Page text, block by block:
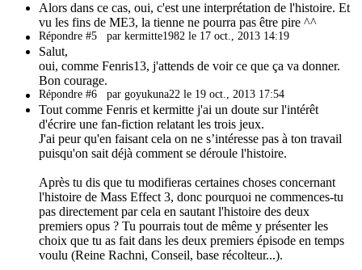
Alors dans ce cas, oui, c'est une interprétation de l'histoire. Et
vu les fins de ME3, la tienne ne pourra pas être pire ^^
Répondre #5 par kermitte1982 le 17 oct., 2013 14:19
Salut,
oui, comme Fenris13, j'attends de voir ce que ça va donner.
Bon courage.
Répondre #6 par goyukuna22 le 19 oct., 2013 17:54
Tout comme Fenris et kermitte j'ai un doute sur l'intérêt
d'écrire une fan-fiction relatant les trois jeux.
J'ai peur qu'en faisant cela on ne s’intéresse pas à ton travail
puisqu'on sait déjà comment se déroule l'histoire.
Après tu dis que tu modifieras certaines choses concernant
l'histoire de Mass Effect 3, donc pourquoi ne commences-tu
pas directement par cela en sautant l'histoire des deux
premiers opus ? Tu pourrais tout de même y présenter les
choix que tu as fait dans les deux premiers épisode en temps
voulu (Reine Rachni, Conseil, base récolteur...).